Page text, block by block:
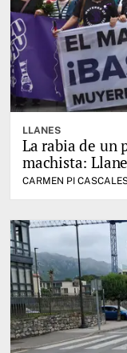
LLANES
La rabia de un
machista:
CARMEN PI